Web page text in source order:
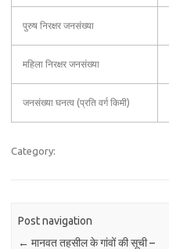
पुरुष निरक्षर जनसंख्या
महिला निरक्षर जनसंख्या
जनसंख्या घनत्व (प्रति वर्ग किमी)
Category:
Post navigation
← मानवत तहसील के गांवों की सूची –